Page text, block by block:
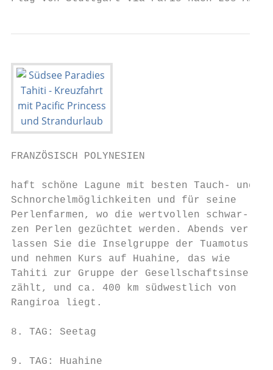
FRANZÖSISCH POLYNESIEN
haft schöne Lagune mit besten Tauch-
Schnorchelmöglichkeiten und für seine
Perlenfarmen, wo die wertvollen
zen Perlen gezüchtet werden. Abends
lassen Sie die Inselgruppe der Tuamotus
und nehmen Kurs auf Huahine, das
Tahiti zur Gruppe der
zählt, und ca. 400 km südwestlich von
Rangiroa liegt.
8. TAG: Seetag
9. TAG: Huahine